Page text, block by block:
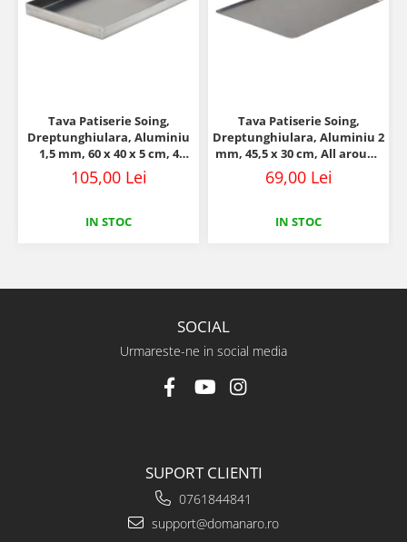
Tava Patiserie Soing,
Dreptunghiulara, Aluminiu
1,5 mm, 60 x 40 x 5 cm, 4
laturi 90°
105,00 Lei
IN STOC
Tava Patiserie Soing,
Dreptunghiulara, Aluminiu 2
mm, 45,5 x 30 cm, All around
45°
69,00 Lei
IN STOC
SOCIAL
Urmareste-ne in social media
SUPORT CLIENTI
0761844841
support@domanaro.ro